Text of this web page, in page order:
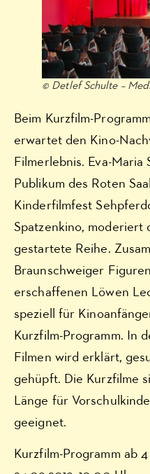
© Detlef Schulte –
Beim Kurzfilm-
erwartet den Kino-
Filmerlebnis. Eva-Maria
Publikum des Roten
Kinderfilmfest
Spatzenkino, moderiert
gestartete Reihe.
Braunschweiger
erschaffenen Löwen
speziell für
Kurzfilm-Programm. In
Filmen wird erklärt,
gehüpft. Die Kurzfilme
Länge für
geeignet.
Kurzfilm-Programm ab